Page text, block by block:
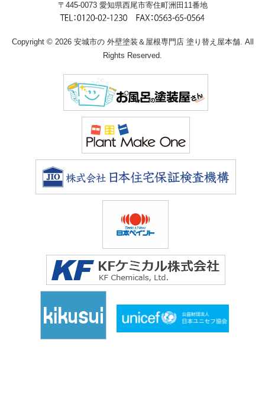
〒445-0073 愛知県西尾市寄住町洲田11番地
Copyright © 2026 安城市の 外壁塗装＆屋根専門店 塗り替え屋本舗. All
Rights Reserved.